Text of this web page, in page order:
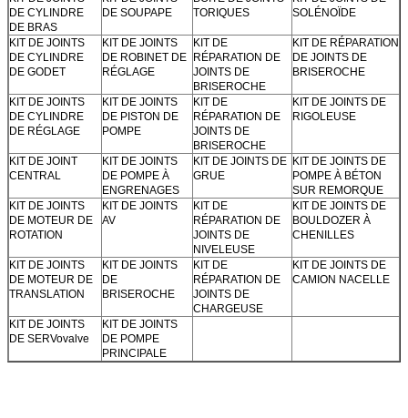
DE CYLINDRE
DE BRAS
DE SOUPAPE
TORIQUES
SOLÉNOÏDE
KIT DE JOINTS
DE CYLINDRE
DE GODET
KIT DE JOINTS
DE ROBINET DE
RÉGLAGE
KIT DE
RÉPARATION DE
JOINTS DE
BRISEROCHE
KIT DE RÉPARATION
DE JOINTS DE
BRISEROCHE
KIT DE JOINTS
DE CYLINDRE
DE RÉGLAGE
KIT DE JOINTS
DE PISTON DE
POMPE
KIT DE
RÉPARATION DE
JOINTS DE
BRISEROCHE
KIT DE JOINTS DE
RIGOLEUSE
KIT DE JOINT
CENTRAL
KIT DE JOINTS
DE POMPE À
ENGRENAGES
KIT DE JOINTS DE
GRUE
KIT DE JOINTS DE
POMPE À BÉTON
SUR REMORQUE
KIT DE JOINTS
DE MOTEUR DE
ROTATION
KIT DE JOINTS
AV
KIT DE
RÉPARATION DE
JOINTS DE
NIVELEUSE
KIT DE JOINTS DE
BOULDOZER À
CHENILLES
KIT DE JOINTS
DE MOTEUR DE
TRANSLATION
KIT DE JOINTS
DE
BRISEROCHE
KIT DE
RÉPARATION DE
JOINTS DE
CHARGEUSE
KIT DE JOINTS DE
CAMION NACELLE
KIT DE JOINTS
DE SERVovalve
KIT DE JOINTS
DE POMPE
PRINCIPALE